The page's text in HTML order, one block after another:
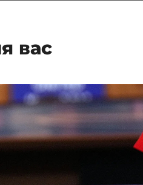
вас